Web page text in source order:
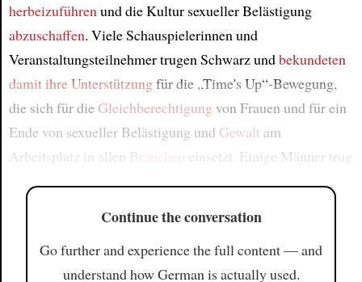
herbeizuführenund die Kultur sexueller Belästigung
abzuschaffen. Viele Schauspielerinnen und
Veranstaltungsteilnehmer trugen Schwarz undbekundeten
damit ihre Unterstützungfür die „Time's Up“-Bewegung,
die sich für dieGleichberechtigung von Frauen und für ein
Ende von sexueller Belästigung und Gewalt am
Arbeitsplatz in allen Branchen einsetzt. Einige Männer trug
Continue the conversation
Go further and experience the full content — and
understand how German is actually used.